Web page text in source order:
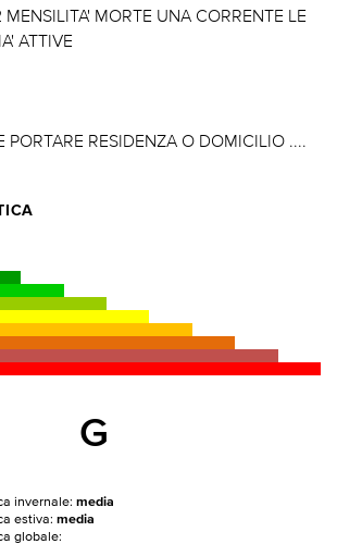
MORTE UNA CORRENTE LE
ATTIVE
PORTARE RESIDENZA O DOMICILIO ....
G
invernale: media
estiva: media
globale: